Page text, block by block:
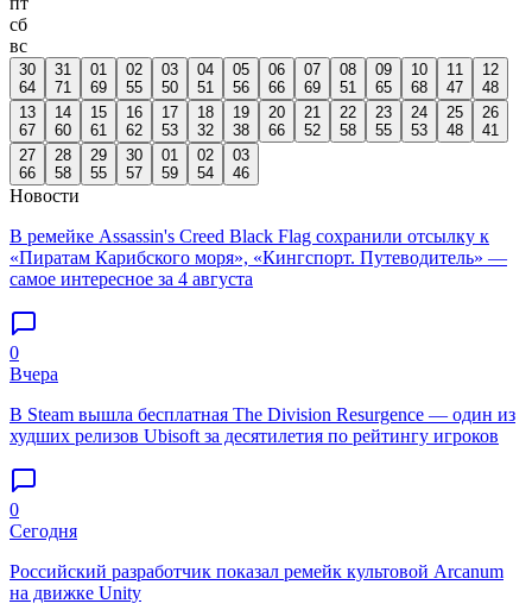
сб
вс
30
64
31
71
01
69
02
55
03
50
04
51
05
56
06
66
07
69
08
51
09
65
10
68
11
47
12
48
13
67
14
60
15
61
16
62
17
53
18
32
19
38
20
66
21
52
22
58
23
55
24
53
25
48
26
41
27
66
28
58
29
55
30
57
01
59
02
54
03
46
Новости
В ремейке Assassin's Creed Black Flag сохранили отсылку к
«Пиратам Карибского моря», «Кингспорт. Путеводитель» —
самое интересное за 4 августа
0
Вчера
В Steam вышла бесплатная The Division Resurgence — один из
худших релизов Ubisoft за десятилетия по рейтингу игроков
0
Сегодня
Российский разработчик показал ремейк культовой Arcanum
на движке Unity